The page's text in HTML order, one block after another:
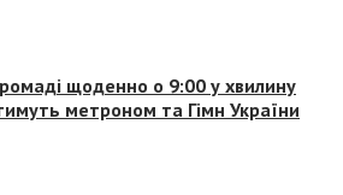
щоденно о 9:00 у хвилину
метроном та Гімн України